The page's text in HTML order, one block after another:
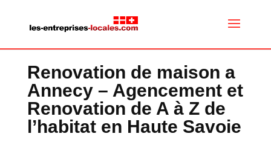
Renovation de maison a
Annecy – Agencement et
Renovation de A à Z de
l’habitat en Haute Savoie